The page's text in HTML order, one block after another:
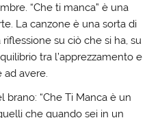
“Che ti manca” è una
La canzone è una sorta di
su ciò che si ha, su
tra l’apprezzamento e
ad avere.
brano: “Che Ti Manca è un
che quando sei in un